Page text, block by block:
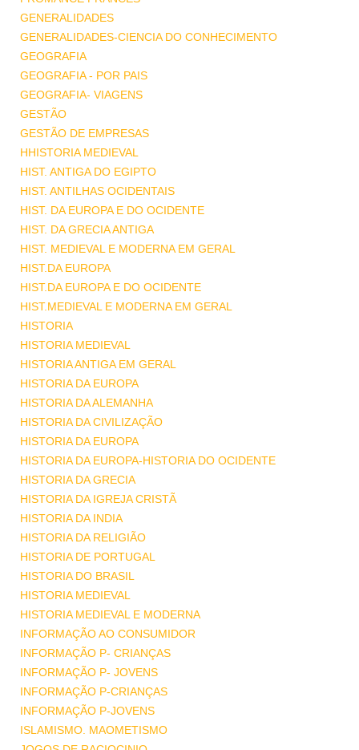
GENERALIDADES
GENERALIDADES-CIENCIA DO CONHECIMENTO
GEOGRAFIA
GEOGRAFIA - POR PAIS
GEOGRAFIA- VIAGENS
GESTÃO
GESTÃO DE EMPRESAS
HHISTORIA MEDIEVAL
HIST. ANTIGA DO EGIPTO
HIST. ANTILHAS OCIDENTAIS
HIST. DA EUROPA E DO OCIDENTE
HIST. DA GRECIA ANTIGA
HIST. MEDIEVAL E MODERNA EM GERAL
HIST.DA EUROPA
HIST.DA EUROPA E DO OCIDENTE
HIST.MEDIEVAL E MODERNA EM GERAL
HISTORIA
HISTORIA MEDIEVAL
HISTORIA ANTIGA EM GERAL
HISTORIA DA EUROPA
HISTORIA DA ALEMANHA
HISTORIA DA CIVILIZAÇÃO
HISTORIA DA EUROPA
HISTORIA DA EUROPA-HISTORIA DO OCIDENTE
HISTORIA DA GRECIA
HISTORIA DA IGREJA CRISTÃ
HISTORIA DA INDIA
HISTORIA DA RELIGIÃO
HISTORIA DE PORTUGAL
HISTORIA DO BRASIL
HISTORIA MEDIEVAL
HISTORIA MEDIEVAL E MODERNA
INFORMAÇÃO AO CONSUMIDOR
INFORMAÇÃO P- CRIANÇAS
INFORMAÇÃO P- JOVENS
INFORMAÇÃO P-CRIANÇAS
INFORMAÇÃO P-JOVENS
ISLAMISMO. MAOMETISMO